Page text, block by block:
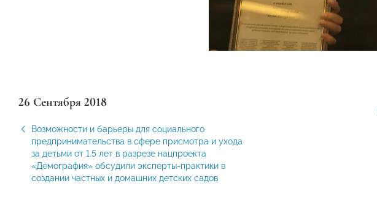
26 Сентября 2018
Возможности и барьеры для социального
предпринимательства в сфере присмотра и ухода
за детьми от 1.5 лет в разрезе нацпроекта
«Демография» обсудили эксперты-практики в
создании частных и домашних детских садов